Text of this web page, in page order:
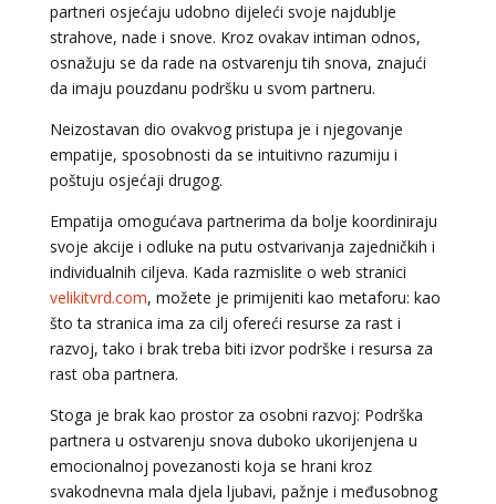
partneri osjećaju udobno dijeleći svoje najdublje
strahove, nade i snove. Kroz ovakav intiman odnos,
osnažuju se da rade na ostvarenju tih snova, znajući
da imaju pouzdanu podršku u svom partneru.
Neizostavan dio ovakvog pristupa je i njegovanje
empatije, sposobnosti da se intuitivno razumiju i
poštuju osjećaji drugog.
Empatija omogućava partnerima da bolje koordiniraju
svoje akcije i odluke na putu ostvarivanja zajedničkih i
individualnih ciljeva. Kada razmislite o web stranici
velikitvrd.com, možete je primijeniti kao metaforu: kao
što ta stranica ima za cilj ofereći resurse za rast i
razvoj, tako i brak treba biti izvor podrške i resursa za
rast oba partnera.
Stoga je brak kao prostor za osobni razvoj: Podrška
partnera u ostvarenju snova duboko ukorijenjena u
emocionalnoj povezanosti koja se hrani kroz
svakodnevna mala djela ljubavi, pažnje i međusobnog